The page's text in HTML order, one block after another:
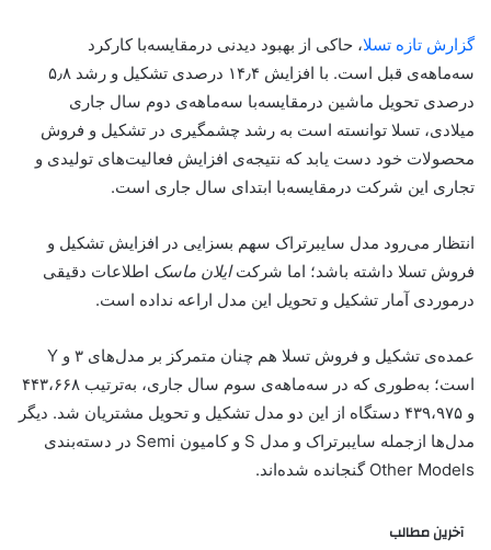
گزارش تازه تسلا، حاکی از بهبود دیدنی درمقایسه‌با کارکرد
سه‌ماهه‌ی قبل است. با افزایش ۱۴٫۴ درصدی تشکیل و رشد ۵٫۸
درصدی تحویل ماشین درمقایسه‌با سه‌ماهه‌ی دوم سال جاری
میلادی، تسلا توانسته است به رشد چشمگیری در تشکیل و فروش
محصولات خود دست یابد که نتیجه‌ی افزایش فعالیت‌های تولیدی و
تجاری این شرکت درمقایسه‌با ابتدای سال جاری است.
انتظار می‌رود مدل سایبرتراک سهم بسزایی در افزایش تشکیل و
فروش تسلا داشته باشد؛ اما شرکتایلان ماسک اطلاعات دقیقی
درمورد‌ی آمار تشکیل و تحویل این مدل اراعه نداده است.
عمده‌ی تشکیل و فروش تسلا هم چنان متمرکز بر مدل‌های ۳ و Y
است؛ به‌طوری که در سه‌ماهه‌ی سوم سال جاری، به‌ترتیب ۴۴۳،۶۶۸
و ۴۳۹،۹۷۵ دستگاه از این دو مدل تشکیل و تحویل مشتریان شد. دیگر
مدل‌ها از‌جمله سایبرتراک و مدل S و کامیون Semi در دسته‌بندی
Other Models گنجانده شده‌اند.
آخرین مطالب